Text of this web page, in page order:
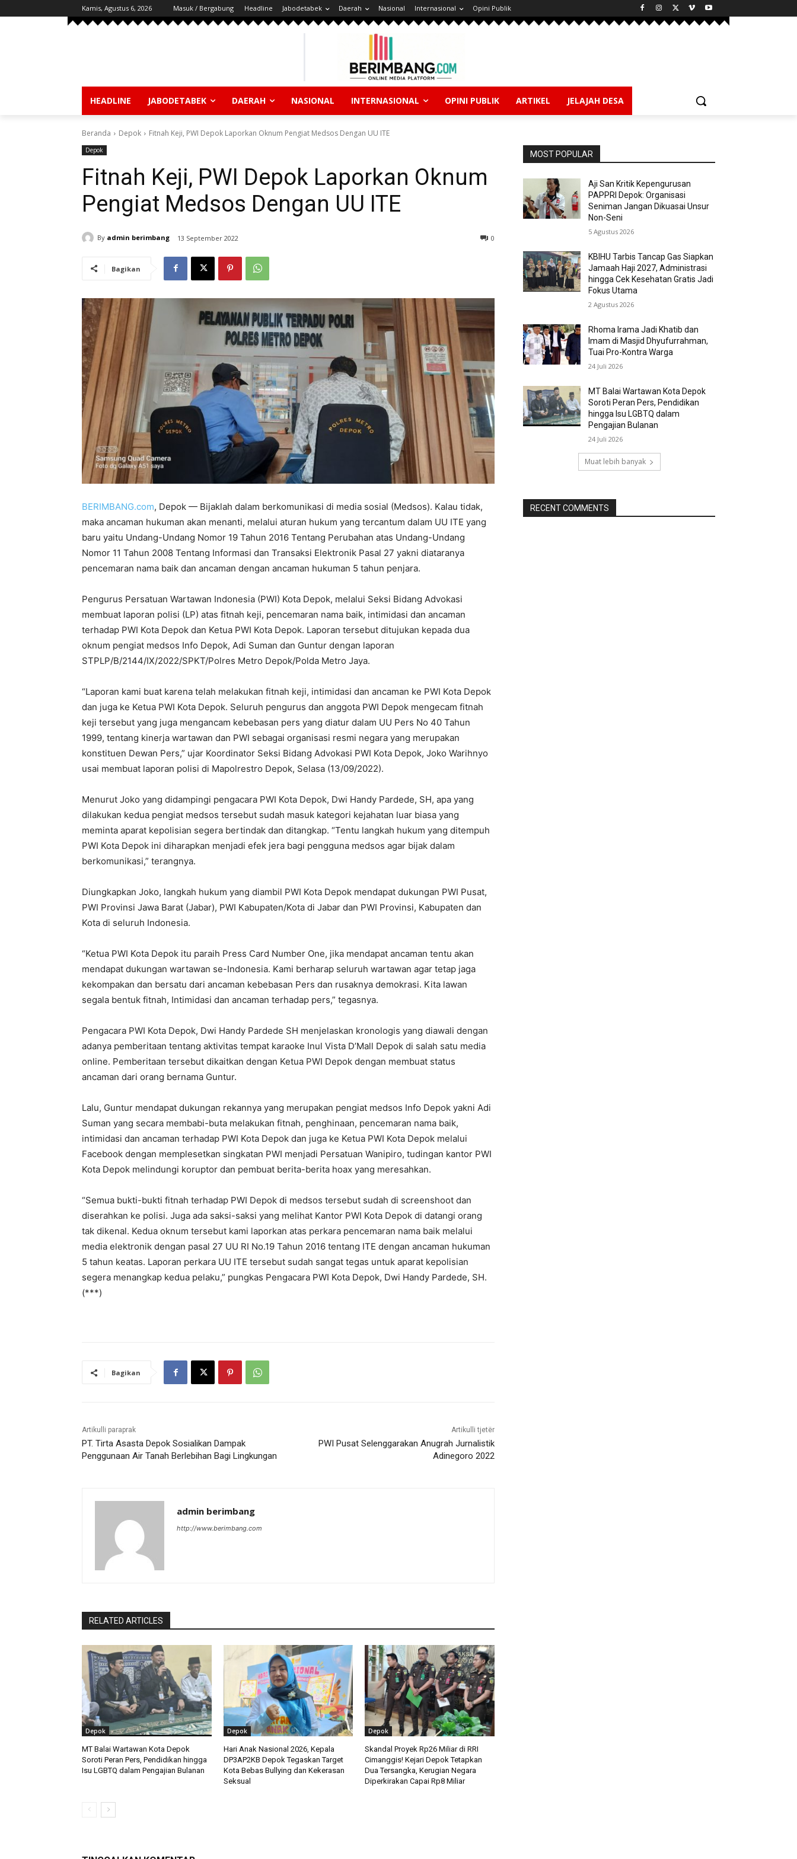
Kamis, Agustus 6, 2026 Masuk / Bergabung Headline Jabodetabek Daerah Nasional Internasional Opini Publik
HEADLINE JABODETABEK DAERAH NASIONAL INTERNASIONAL OPINI PUBLIK ARTIKEL JELAJAH DESA
Beranda Depok Fitnah Keji, PWI Depok Laporkan Oknum Pengiat Medsos Dengan UU ITE
Depok
Fitnah Keji, PWI Depok Laporkan Oknum
Pengiat Medsos Dengan UU ITE
By admin berimbang 13 September 2022 0
Bagikan
BERIMBANG.com, Depok — Bijaklah dalam berkomunikasi di media sosial (Medsos). Kalau tidak,
maka ancaman hukuman akan menanti, melalui aturan hukum yang tercantum dalam UU ITE yang
baru yaitu Undang-Undang Nomor 19 Tahun 2016 Tentang Perubahan atas Undang-Undang
Nomor 11 Tahun 2008 Tentang Informasi dan Transaksi Elektronik Pasal 27 yakni diataranya
pencemaran nama baik dan ancaman dengan ancaman hukuman 5 tahun penjara.
Pengurus Persatuan Wartawan Indonesia (PWI) Kota Depok, melalui Seksi Bidang Advokasi
membuat laporan polisi (LP) atas fitnah keji, pencemaran nama baik, intimidasi dan ancaman
terhadap PWI Kota Depok dan Ketua PWI Kota Depok. Laporan tersebut ditujukan kepada dua
oknum pengiat medsos Info Depok, Adi Suman dan Guntur dengan laporan
STPLP/B/2144/IX/2022/SPKT/Polres Metro Depok/Polda Metro Jaya.
“Laporan kami buat karena telah melakukan fitnah keji, intimidasi dan ancaman ke PWI Kota Depok
dan juga ke Ketua PWI Kota Depok. Seluruh pengurus dan anggota PWI Depok mengecam fitnah
keji tersebut yang juga mengancam kebebasan pers yang diatur dalam UU Pers No 40 Tahun
1999, tentang kinerja wartawan dan PWI sebagai organisasi resmi negara yang merupakan
konstituen Dewan Pers,” ujar Koordinator Seksi Bidang Advokasi PWI Kota Depok, Joko Warihnyo
usai membuat laporan polisi di Mapolrestro Depok, Selasa (13/09/2022).
Menurut Joko yang didampingi pengacara PWI Kota Depok, Dwi Handy Pardede, SH, apa yang
dilakukan kedua pengiat medsos tersebut sudah masuk kategori kejahatan luar biasa yang
meminta aparat kepolisian segera bertindak dan ditangkap. “Tentu langkah hukum yang ditempuh
PWI Kota Depok ini diharapkan menjadi efek jera bagi pengguna medsos agar bijak dalam
berkomunikasi,” terangnya.
Diungkapkan Joko, langkah hukum yang diambil PWI Kota Depok mendapat dukungan PWI Pusat,
PWI Provinsi Jawa Barat (Jabar), PWI Kabupaten/Kota di Jabar dan PWI Provinsi, Kabupaten dan
Kota di seluruh Indonesia.
“Ketua PWI Kota Depok itu paraih Press Card Number One, jika mendapat ancaman tentu akan
mendapat dukungan wartawan se-Indonesia. Kami berharap seluruh wartawan agar tetap jaga
kekompakan dan bersatu dari ancaman kebebasan Pers dan rusaknya demokrasi. Kita lawan
segala bentuk fitnah, Intimidasi dan ancaman terhadap pers,” tegasnya.
Pengacara PWI Kota Depok, Dwi Handy Pardede SH menjelaskan kronologis yang diawali dengan
adanya pemberitaan tentang aktivitas tempat karaoke Inul Vista D’Mall Depok di salah satu media
online. Pemberitaan tersebut dikaitkan dengan Ketua PWI Depok dengan membuat status
ancaman dari orang bernama Guntur.
Lalu, Guntur mendapat dukungan rekannya yang merupakan pengiat medsos Info Depok yakni Adi
Suman yang secara membabi-buta melakukan fitnah, penghinaan, pencemaran nama baik,
intimidasi dan ancaman terhadap PWI Kota Depok dan juga ke Ketua PWI Kota Depok melalui
Facebook dengan memplesetkan singkatan PWI menjadi Persatuan Wanipiro, tudingan kantor PWI
Kota Depok melindungi koruptor dan pembuat berita-berita hoax yang meresahkan.
“Semua bukti-bukti fitnah terhadap PWI Depok di medsos tersebut sudah di screenshoot dan
diserahkan ke polisi. Juga ada saksi-saksi yang melihat Kantor PWI Kota Depok di datangi orang
tak dikenal. Kedua oknum tersebut kami laporkan atas perkara pencemaran nama baik melalui
media elektronik dengan pasal 27 UU RI No.19 Tahun 2016 tentang ITE dengan ancaman hukuman
5 tahun keatas. Laporan perkara UU ITE tersebut sudah sangat tegas untuk aparat kepolisian
segera menangkap kedua pelaku,” pungkas Pengacara PWI Kota Depok, Dwi Handy Pardede, SH.
(***)
Bagikan
Artikulli paraprak
PT. Tirta Asasta Depok Sosialikan Dampak
Penggunaan Air Tanah Berlebihan Bagi Lingkungan
Artikulli tjetër
PWI Pusat Selenggarakan Anugrah Jurnalistik
Adinegoro 2022
admin berimbang
http://www.berimbang.com
RELATED ARTICLES
Depok
MT Balai Wartawan Kota Depok
Soroti Peran Pers, Pendidikan hingga
Isu LGBTQ dalam Pengajian Bulanan
Depok
Hari Anak Nasional 2026, Kepala
DP3AP2KB Depok Tegaskan Target
Kota Bebas Bullying dan Kekerasan
Seksual
Depok
Skandal Proyek Rp26 Miliar di RRI
Cimanggis! Kejari Depok Tetapkan
Dua Tersangka, Kerugian Negara
Diperkirakan Capai Rp8 Miliar
MOST POPULAR
Aji San Kritik Kepengurusan
PAPPRI Depok: Organisasi
Seniman Jangan Dikuasai Unsur
Non-Seni
5 Agustus 2026
KBIHU Tarbis Tancap Gas Siapkan
Jamaah Haji 2027, Administrasi
hingga Cek Kesehatan Gratis Jadi
Fokus Utama
2 Agustus 2026
Rhoma Irama Jadi Khatib dan
Imam di Masjid Dhyufurrahman,
Tuai Pro-Kontra Warga
24 Juli 2026
MT Balai Wartawan Kota Depok
Soroti Peran Pers, Pendidikan
hingga Isu LGBTQ dalam
Pengajian Bulanan
24 Juli 2026
Muat lebih banyak
RECENT COMMENTS